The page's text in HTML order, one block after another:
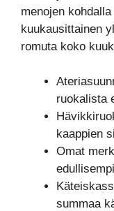
menojen
kuukausittainen
romuta koko
ruokalista
kaappien
Omat
summaa